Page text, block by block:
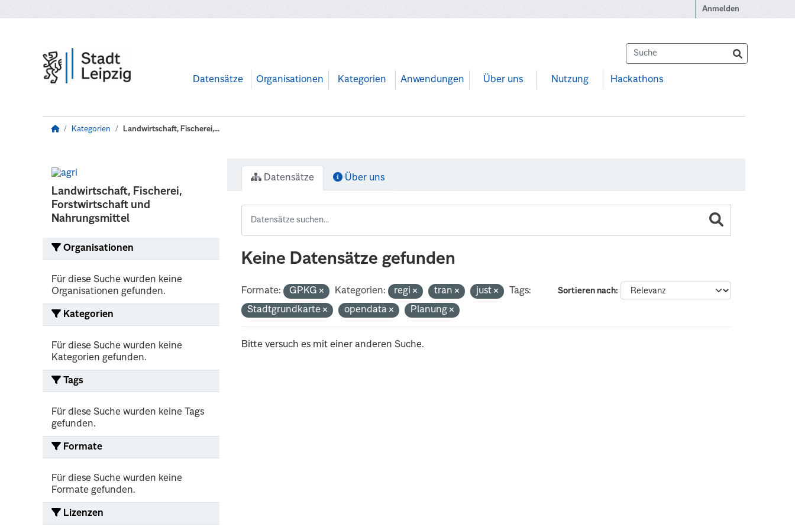
Anmelden
Datensätze Organisationen Kategorien Anwendungen Über uns Nutzung Hackathons
Kategorien Landwirtschaft, Fischerei,...
Landwirtschaft, Fischerei,
Forstwirtschaft und
Nahrungsmittel
Organisationen
Für diese Suche wurden keine
Organisationen gefunden.
Kategorien
Für diese Suche wurden keine
Kategorien gefunden.
Tags
Für diese Suche wurden keine Tags
gefunden.
Formate
Für diese Suche wurden keine
Formate gefunden.
Lizenzen
Datensätze Über uns
Keine Datensätze gefunden
Sortieren nach
Formate: GPKG Kategorien: regi tran just
Tags:
Stadtgrundkarte
opendata Planung
Bitte versuch es mit einer anderen Suche.